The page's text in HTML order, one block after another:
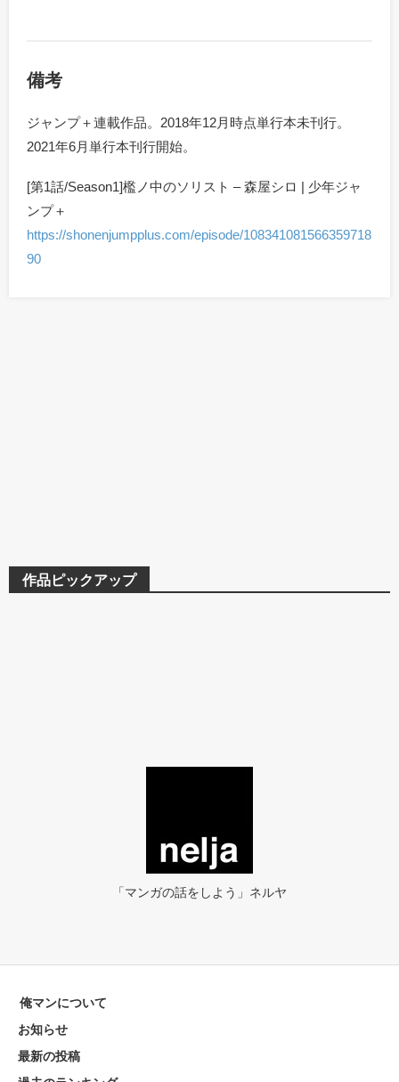
備考
ジャンプ＋連載作品。2018年12月時点単行本未刊行。
2021年6月単行本刊行開始。
[第1話/Season1]檻ノ中のソリスト – 森屋シロ | 少年ジャ
ンプ＋
https://shonenjumpplus.com/episode/108341081566359718
90
作品ピックアップ
「マンガの話をしよう」ネルヤ
俺マンについて
お知らせ
最新の投稿